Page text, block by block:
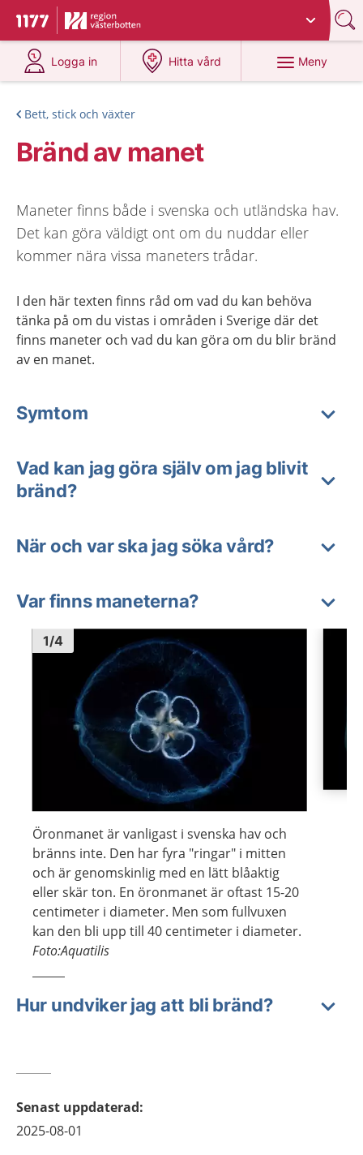
Till startsidan för 1177
Du har valt region
Logga in
på 1177.se
Hitta vård
på 1177.se
Meny
Bett, stick och växter
Bränd av manet
Maneter finns både i svenska och utländska hav.
Det kan göra väldigt ont om du nuddar eller
kommer nära vissa maneters trådar.
I den här texten finns råd om vad du kan behöva
tänka på om du vistas i områden i Sverige där det
finns maneter och vad du kan göra om du blir bränd
av en manet.
Symtom
Vad kan jag göra själv om jag blivit
bränd?
När och var ska jag söka vård?
Var finns maneterna?
Bild1
1/4
Öronmanet är vanligast i svenska hav och
bränns inte. Den har fyra "ringar" i mitten
och är genomskinlig med en lätt blåaktig
eller skär ton. En öronmanet är oftast 15-20
centimeter i diameter. Men som fullvuxen
kan den bli upp till 40 centimeter i diameter.
Foto:Aquatilis
Visa föregående bild
Hur undviker jag att bli bränd?
Senast uppdaterad:
2025-08-01